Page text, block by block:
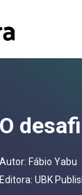
O
Autor: Fábio Yabu
Editora: UBK